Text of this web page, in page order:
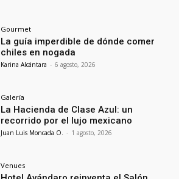
Gourmet
La guía imperdible de dónde comer
chiles en nogada
Karina Alcántara - 6 agosto, 2026
Galería
La Hacienda de Clase Azul: un
recorrido por el lujo mexicano
Juan Luis Moncada O. - 1 agosto, 2026
Venues